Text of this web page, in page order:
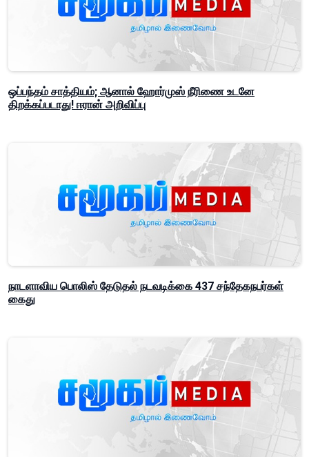
ஒப்பந்தம் சாத்தியம்; ஆனால் ஹோர்முஸ் நீரிணை உடனே
திறக்கப்படாது! ஈரான் அறிவிப்பு
நாடளாவிய பொலிஸ் தேடுதல் நடவடிக்கை 437 சந்தேகநபர்கள்
கைது